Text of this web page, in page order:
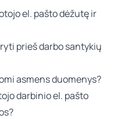
el. pašto dėžutę ir
prieš darbo santykių
asmens duomenys?
darbinio el. pašto